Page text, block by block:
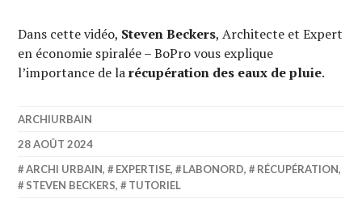
Dans cette vidéo, Steven Beckers, Architecte et Expert
en économie spiralée – BoPro vous explique
l’importance de larécupération des eaux de pluie.
ARCHIURBAIN
28 AOÛT 2024
ARCHI URBAIN, EXPERTISE, LABONORD, RÉCUPÉRATION,
STEVEN BECKERS, TUTORIEL